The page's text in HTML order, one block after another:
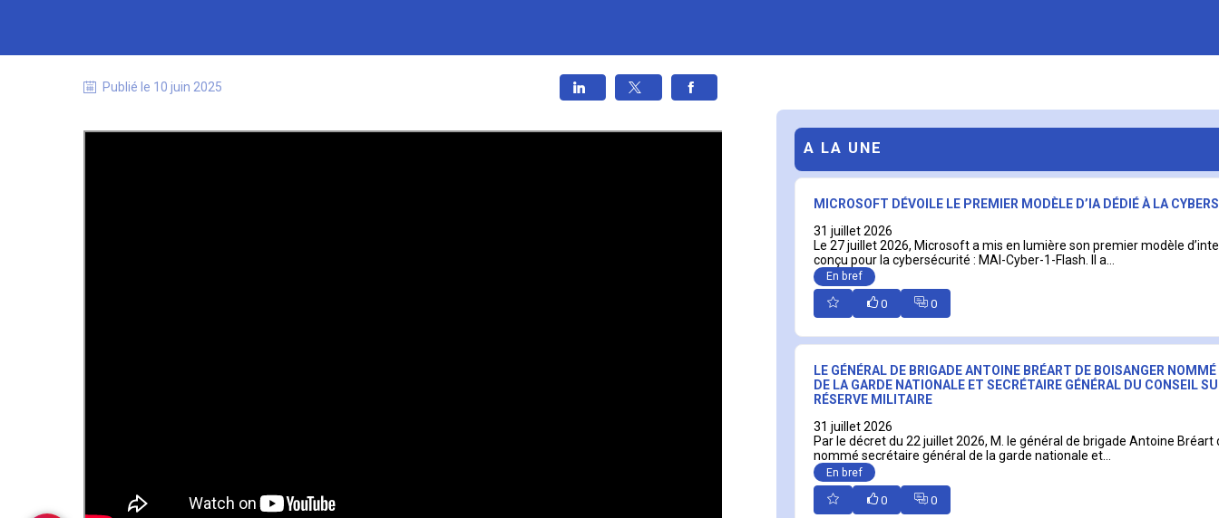
Publié le 10 juin 2025
A LA UNE
MICROSOFT DÉVOILE LE PREMIER MODÈLE D’IA DÉDIÉ À LA
31 juillet 2026
Le 27 juillet 2026, Microsoft a mis en lumière son premier modèle
conçu pour la cybersécurité : MAI-Cyber-1-Flash. Il a...
En bref
0 0
LE GÉNÉRAL DE BRIGADE ANTOINE BRÉART DE BOISANGER
DE LA GARDE NATIONALE ET SECRÉTAIRE GÉNÉRAL DU CONSEIL
RÉSERVE MILITAIRE
31 juillet 2026
Par le décret du 22 juillet 2026, M. le général de brigade Antoine Bréart
nommé secrétaire général de la garde nationale et...
En bref
0 0